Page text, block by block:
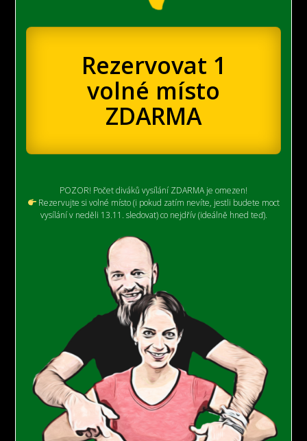
Rezervovat 1
volné místo
ZDARMA
POZOR! Počet diváků vysílání ZDARMA je omezen!
Rezervujte si volné místo (i pokud zatím nevíte, jestli budete moct
vysílání v neděli 13.11. sledovat) co nejdřív (ideálně hned teď).